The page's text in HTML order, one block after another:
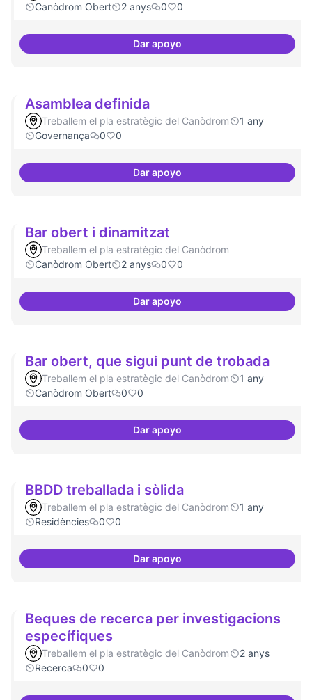
Canòdrom Obert
2 anys 0 0
Dar apoyoArxiu digital al Canòdrom
Asamblea definida
Treballem el pla estratègic del Canòdrom
1 any
Governança
0 0
Dar apoyoAsamblea definida
Bar obert i dinamitzat
Treballem el pla estratègic del Canòdrom
Canòdrom Obert
2 anys 0 0
Dar apoyoBar obert i dinamitzat
Bar obert, que sigui punt de trobada
Treballem el pla estratègic del Canòdrom
1 any
Canòdrom Obert
0 0
Dar apoyoBar obert, que sigui punt de
BBDD treballada i sòlida
Treballem el pla estratègic del Canòdrom
1 any
Residències
0 0
Dar apoyoBBDD treballada i sòlida
Beques de recerca per investigacions
específiques
Treballem el pla estratègic del Canòdrom
2 anys
Recerca
0 0